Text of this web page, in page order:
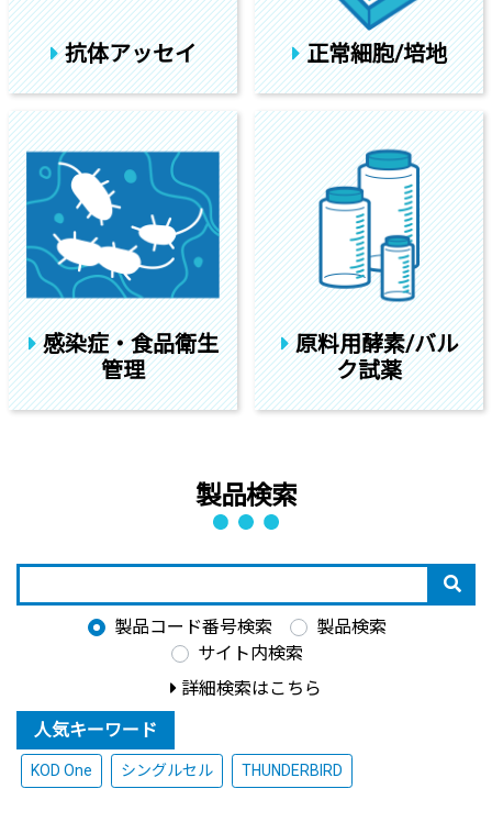
抗体アッセイ 正常細胞/培地
感染症・食品衛生
管理
原料用酵素/バル
ク試薬
製品検索
製品コード番号検索
製品検索
サイト内検索
詳細検索はこちら
人気キーワード
KOD One シングルセル THUNDERBIRD